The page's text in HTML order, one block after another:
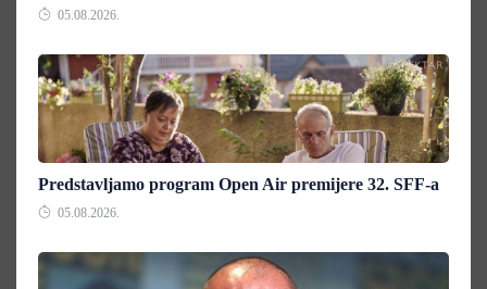
05.08.2026.
Predstavljamo program Open Air premijere 32. SFF-a
05.08.2026.